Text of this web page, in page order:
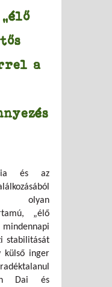
„élő
a
és az
olyan
„élő
stabilitását
külső inger
Dai és